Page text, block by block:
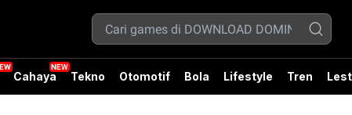
Cahaya Tekno Otomotif Bola Lifestyle Tren